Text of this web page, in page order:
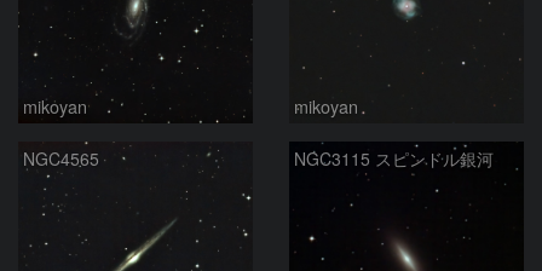
mikoyan mikoyan
NGC4565 NGC3115 スピンドル銀河